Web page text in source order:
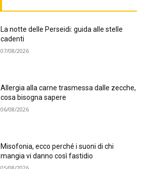
La notte delle Perseidi: guida alle stelle
cadenti
07/08/2026
Allergia alla carne trasmessa dalle zecche,
cosa bisogna sapere
06/08/2026
Misofonia, ecco perché i suoni di chi
mangia vi danno così fastidio